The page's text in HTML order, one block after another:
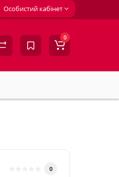
Особистий кабінет
0
0